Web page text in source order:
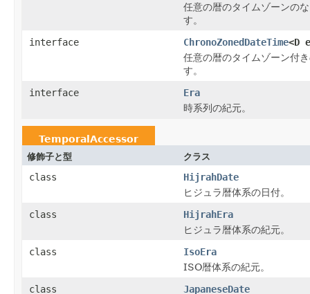
任意の暦のタイムゾーンの
す。
interface
ChronoZonedDateTime<D
任意の暦のタイムゾーン付
す。
interface
Era
時系列の紀元。
TemporalAccessor
修飾子と型 クラス
class
HijrahDate
ヒジュラ暦体系の日付。
class
HijrahEra
ヒジュラ暦体系の紀元。
class
IsoEra
ISO暦体系の紀元。
class
JapaneseDate